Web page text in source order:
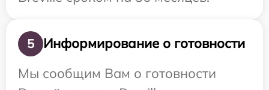
5
Информирование о готовности
Мы сообщим Вам о готовности